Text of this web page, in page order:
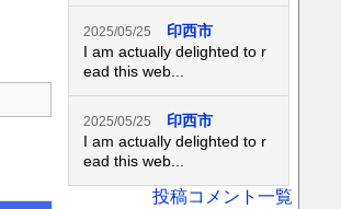
2025/05/25
印西市
I am actually delighted to r
ead this web...
2025/05/25
印西市
I am actually delighted to r
ead this web...
投稿コメント一覧